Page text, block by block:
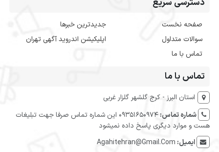
دسترسی سریع
صفحه نخست
سوالات متداول
تماس با ما
جدیدترین خبرها
اپلیکیشن اندروید آگهی تهران
تماس با ما
استان البرز - کرج گلشهر گلزار غربی
شماره تماس:
09351650974 این شماره تماس صرفا جهت تبلیغات
هست و موارد دیگری پاسخ داده نمیشود
ایمیل: Agahitehran@Gmail.Com